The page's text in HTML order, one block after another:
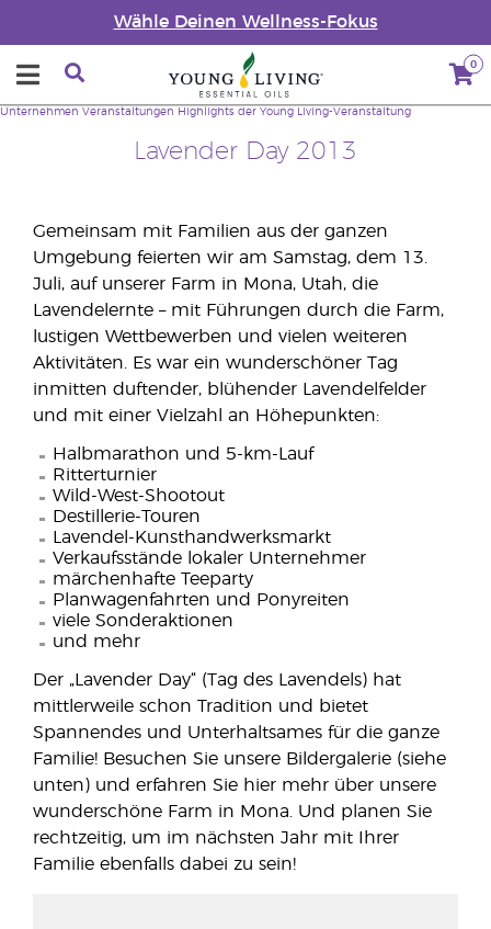
Wähle Deinen Wellness-Fokus
0
Lavender Day 2013
Unternehmen Veranstaltungen Highlights der Young Living-Veranstaltung
Gemeinsam mit Familien aus der ganzen
Umgebung feierten wir am Samstag, dem 13.
Juli, auf unserer Farm in Mona, Utah, die
Lavendelernte – mit Führungen durch die Farm,
lustigen Wettbewerben und vielen weiteren
Aktivitäten. Es war ein wunderschöner Tag
inmitten duftender, blühender Lavendelfelder
und mit einer Vielzahl an Höhepunkten:
Halbmarathon und 5-km-Lauf
Ritterturnier
Wild-West-Shootout
Destillerie-Touren
Lavendel-Kunsthandwerksmarkt
Verkaufsstände lokaler Unternehmer
märchenhafte Teeparty
Planwagenfahrten und Ponyreiten
viele Sonderaktionen
und mehr
Der „Lavender Day“ (Tag des Lavendels) hat
mittlerweile schon Tradition und bietet
Spannendes und Unterhaltsames für die ganze
Familie! Besuchen Sie unsere Bildergalerie (siehe
unten) und erfahren Sie hier mehr über unsere
wunderschöne Farm in Mona. Und planen Sie
rechtzeitig, um im nächsten Jahr mit Ihrer
Familie ebenfalls dabei zu sein!